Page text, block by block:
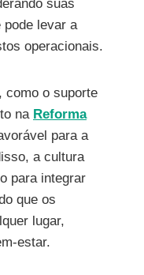
suas
levar a
operacionais.
como o suporte
na Reforma
para a
a cultura
para integrar
que os
lugar,
estar.